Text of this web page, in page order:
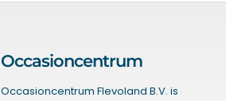
Occasioncentrum
Occasioncentrum Flevoland B.V. is